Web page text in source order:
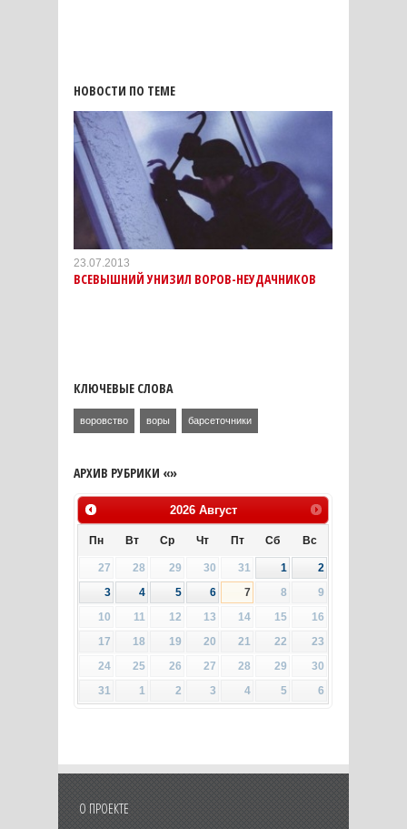
НОВОСТИ ПО ТЕМЕ
23.07.2013
ВСЕВЫШНИЙ УНИЗИЛ ВОРОВ-НЕУДАЧНИКОВ
КЛЮЧЕВЫЕ СЛОВА
воровство воры барсеточники
АРХИВ РУБРИКИ «»
2026 Август
Пн Вт Ср Чт Пт Сб Вс
27 28 29 30 31 1
2
3
4 5 6 7 8
9
10
11 12 13 14 15
16
17
18 19 20 21 22
23
24
25 26 27 28 29
30
31
1 2 3 4 5 6
О ПРОЕКТЕ